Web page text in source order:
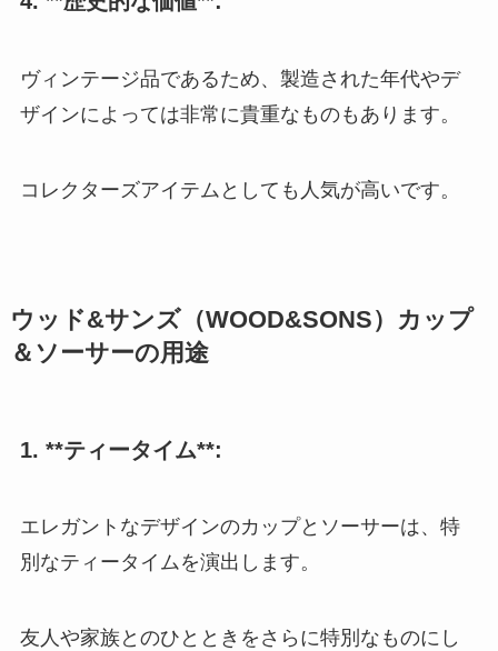
ヴィンテージ品であるため、製造された年代やデ
ザインによっては非常に貴重なものもあります。
コレクターズアイテムとしても人気が高いです。
ウッド&サンズ（WOOD&SONS）カップ
＆ソーサーの用途
1. **ティータイム**:
エレガントなデザインのカップとソーサーは、特
別なティータイムを演出します。
友人や家族とのひとときをさらに特別なものにし